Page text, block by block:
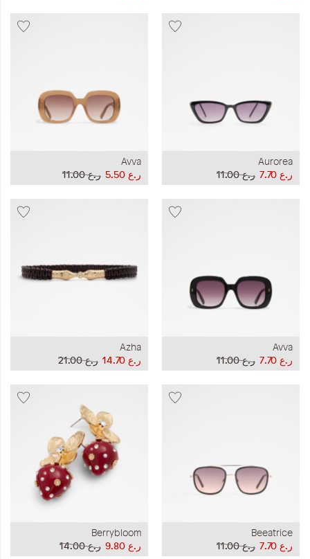
Aurorea
ر.ع 11.00
ر.ع 7.70
Avva
ر.ع 11.00
ر.ع 5.50
Avva
ر.ع 11.00
ر.ع 7.70
Azha
ر.ع 21.00
ر.ع 14.70
Beeatrice
ر.ع 11.00
ر.ع 7.70
Berrybloom
ر.ع 14.00
ر.ع 9.80